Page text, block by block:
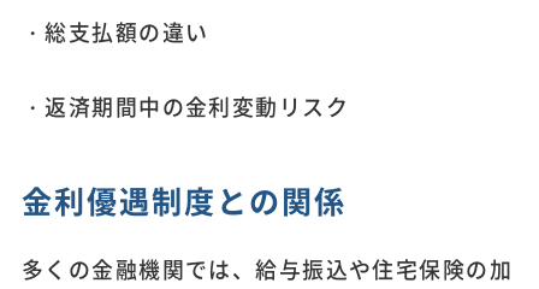
・総支払額の違い
・返済期間中の金利変動リスク
金利優遇制度との関係
多くの金融機関では、給与振込や住宅保険の加